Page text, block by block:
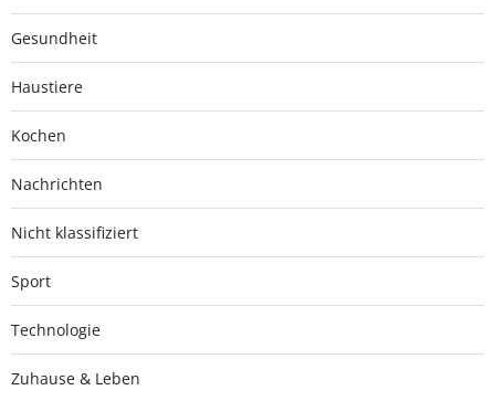
Gesundheit
Haustiere
Kochen
Nachrichten
Nicht klassifiziert
Sport
Technologie
Zuhause & Leben